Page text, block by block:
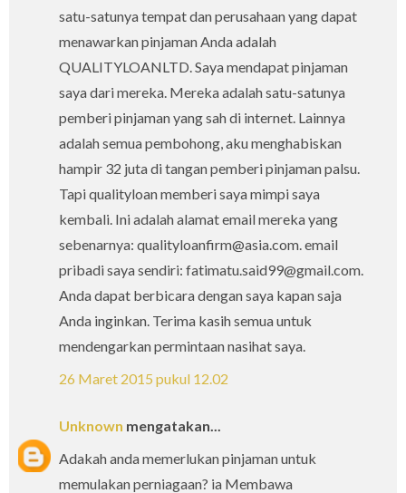
satu-satunya tempat dan perusahaan yang dapat
menawarkan pinjaman Anda adalah
QUALITYLOANLTD. Saya mendapat pinjaman
saya dari mereka. Mereka adalah satu-satunya
pemberi pinjaman yang sah di internet. Lainnya
adalah semua pembohong, aku menghabiskan
hampir 32 juta di tangan pemberi pinjaman palsu.
Tapi qualityloan memberi saya mimpi saya
kembali. Ini adalah alamat email mereka yang
sebenarnya: qualityloanfirm@asia.com. email
pribadi saya sendiri: fatimatu.said99@gmail.com.
Anda dapat berbicara dengan saya kapan saja
Anda inginkan. Terima kasih semua untuk
mendengarkan permintaan nasihat saya.
26 Maret 2015 pukul 12.02
Unknown mengatakan...
Adakah anda memerlukan pinjaman untuk
memulakan perniagaan? ia Membawa